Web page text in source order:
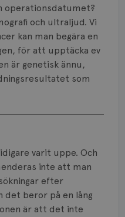
operationsdatumet?
och ultraljud. Vi
kan man begära en
för att upptäcka ev
är genetisk ännu,
som
varit uppe. Och
inte att man
efter
det beror på en lång
är att det inte